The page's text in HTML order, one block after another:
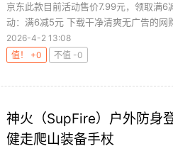
京东此款目前活动售价7.99元，领取满
动：满6减5元 下载干净清爽无广告的网
2026-4-2 13:08
值！ +0
不值 -0
神火（SupFire）户外防身
健走爬山装备手杖